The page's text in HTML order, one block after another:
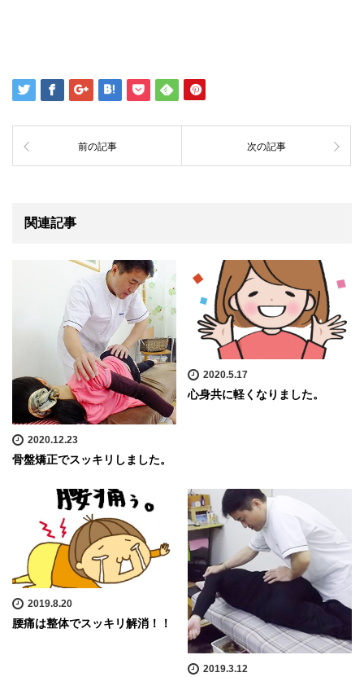
前の記事 次の記事
関連記事
2020.12.23
骨盤矯正でスッキリしました。
2020.5.17
心身共に軽くなりました。
2019.8.20
腰痛は整体でスッキリ解消！！
2019.3.12